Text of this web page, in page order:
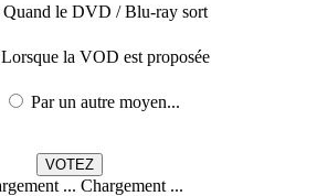
Quand le DVD / Blu-ray sort
Lorsque la VOD est proposée
Par un autre moyen...
Chargement ...